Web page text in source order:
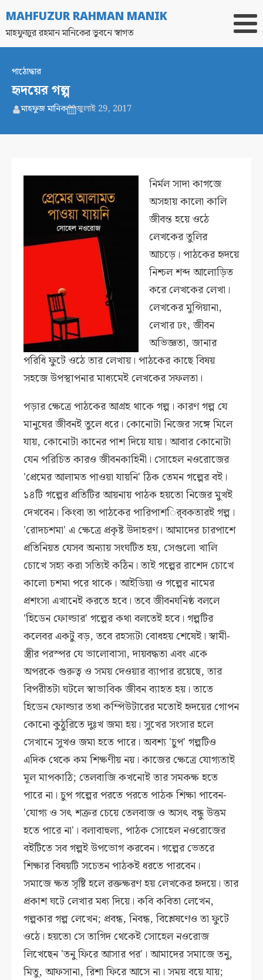
MAHFUZUR RAHMAN MANIK
মাহফুজুর রহমান মানিকের ভুবনে স্বাগত
পাঠোদ্ধার
হৃদয়ের গল্প
মাহফুজ মানিক জুলাই 29, 2017
নির্মল সাদা কাগজে
অসহায় কালো কালি
জীবন্ত হয়ে ওঠে
লেখকের তুলির
আচড়ে। পাঠকের হৃদয়ে
নিশ্চল শব্দ আলোড়িত
করে লেখকের লেখা।
লেখকের মুন্সিয়ানা,
লেখার ঢং, জীবন
অভিজ্ঞতা, জানার
পরিধি ফুটে ওঠে তার লেখায়। পাঠকের কাছে বিষয়
সহজে উপস্থাপনার মাধ্যমেই লেখকের সফলতা।
পড়ার ক্ষেত্রে পাঠকের আগ্রহ থাকে গল্প। কারণ গল্প যে
মানুষের জীবনই তুলে ধরে। কোনোটা নিজের সঙ্গে মিলে
যায়, কোনোটা কানের পাশ দিয়ে যায়। আবার কোনোটা
যেন পরিচিত কারও জীবনকাহিনী। সোহেল নওরোজের
'প্রেমের আলামত পাওয়া যায়নি' ঠিক তেমন গল্পের বই।
১৪টি গল্পের প্রতিটির আয়নায় পাঠক হয়তো নিজের মুখই
দেখবেন। কিংবা তা পাঠকের পারিপাশর্ি্বকতারই গল্প।
'রোদচশমা' এ ক্ষেত্রে প্রকৃষ্ট উদাহরণ। আমাদের চারপাশে
প্রতিনিয়ত যেসব অন্যায় সংঘটিত হয়, সেগুলো খালি
চোখে সহ্য করা সত্যিই কঠিন। তাই গল্পের রাশেদ চোখে
কালো চশমা পরে থাকে। আইডিয়া ও গল্পের নামের
প্রশংসা এখানেই করতে হবে। তবে জীবনঘনিষ্ঠ বললে
'হিডেন ফোল্ডার' গল্পের কথা বলতেই হবে। গল্পটির
কলেবর একটু বড়, তবে রহস্যটা বোধহয় শেষেই। স্বামী-
স্ত্রীর পরস্পর যে ভালোবাসা, দায়বদ্ধতা এবং একে
অপরকে গুরুত্ব ও সময় দেওয়ার ব্যাপার রয়েছে, তার
বিপরীতটা ঘটলে স্বাভাবিক জীবন ব্যাহত হয়। তাতে
হিডেন ফোল্ডার তথা কম্পিউটারের মতোই হৃদয়ের গোপন
কোনো কুঠুরিতে দুঃখ জমা হয়। সুখের সংসার হলে
সেখানে সুখও জমা হতে পারে। অবশ্য 'চুপ' গল্পটিও
এদিক থেকে কম শিক্ষণীয় নয়। কাজের ক্ষেত্রে যোগ্যতাই
মূল মাপকাঠি; তেলবাজি কখনোই তার সমকক্ষ হতে
পারে না। চুপ গল্পের পরতে পরতে পাঠক শিক্ষা পাবেন-
'যোগ্য ও সৎ শত্রুর চেয়ে তেলবাজ ও অসৎ বন্ধু উত্তম
হতে পারে না'। বলাবাহুল্য, পাঠক সোহেল নওরোজের
বইটিতে সব গল্পই উপভোগ করবেন। গল্পের ভেতরে
শিক্ষার বিষয়টি সচেতন পাঠকই ধরতে পারবেন।
সমাজে ক্ষত সৃষ্টি হলে রক্তক্ষরণ হয় লেখকের হৃদয়ে। তার
প্রকাশ ঘটে লেখার মধ্য দিয়ে। কবি কবিতা লেখেন,
গল্পকার গল্প লেখেন; প্রবন্ধ, নিবন্ধ, বিশ্লেষণেও তা ফুটে
ওঠে। হয়তো সে তাগিদ থেকেই সোহেল নওরোজ
লিখেছেন 'তনু ফিরে আসার পর'। আমাদের সমাজে তনু,
মিতু, আফসানা, রিশা ফিরে আসে না। সময় বয়ে যায়;